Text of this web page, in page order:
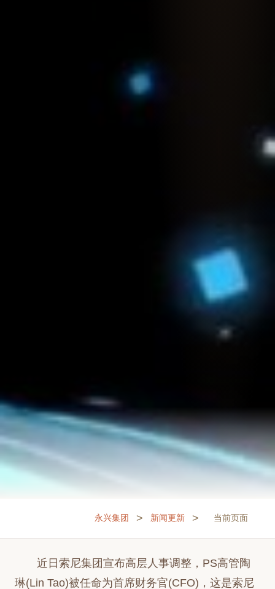
永兴集团 > 新闻更新 > 当前页面
近日索尼集团宣布高层人事调整，PS高管陶
琳(Lin Tao)被任命为首席财务官(CFO)，这是索尼